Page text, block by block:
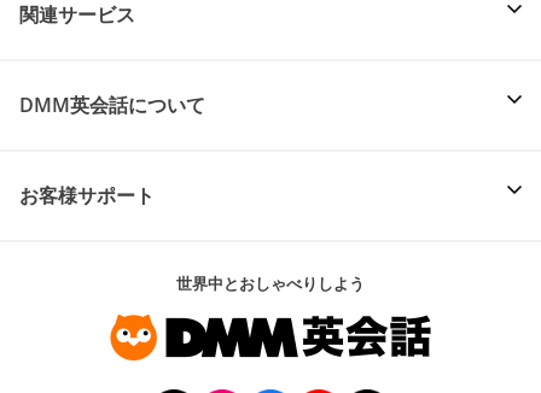
関連サービス
DMM英会話について
お客様サポート
世界中とおしゃべりしよう